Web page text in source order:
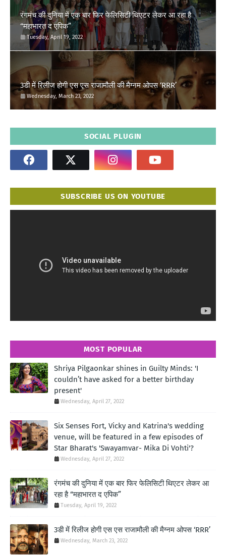
रंगमंच की दुनिया में एक बार फिर फेलिसिटी थिएटर लेकर आ रहा है
“महाभारत द एपिक”
Tuesday, April 19, 2022
3डी में रिलीज होगी एस एस राजामौली की मैग्नम ओपस ‘RRR’
Wednesday, March 23, 2022
SOCIAL PLUGIN
SUBSCRIBE US ON YOUTUBE
MOST POPULAR
Shriya Pilgaonkar shines in Guilty Minds: 'I
couldn’t have asked for a better birthday
present'
Wednesday, April 27, 2022
Six Senses Fort, Vicky and Katrina's wedding
venue, will be featured in a few episodes of
Star Bharat's 'Swayamvar- Mika Di Vohti'?
Wednesday, April 27, 2022
रंगमंच की दुनिया में एक बार फिर फेलिसिटी थिएटर लेकर आ
रहा है “महाभारत द एपिक”
Tuesday, April 19, 2022
3डी में रिलीज होगी एस एस राजामौली की मैग्नम ओपस ‘RRR’
Wednesday, March 23, 2022